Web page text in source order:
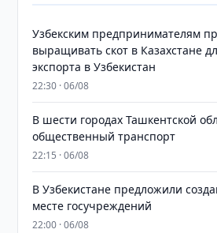
Узбекским предпринимателям
выращивать скот в Казахстане
экспорта в Узбекистан
22:30 · 06/08
В шести городах Ташкентской
общественный транспорт
22:15 · 06/08
В Узбекистане предложили
месте госучреждений
22:00 · 06/08